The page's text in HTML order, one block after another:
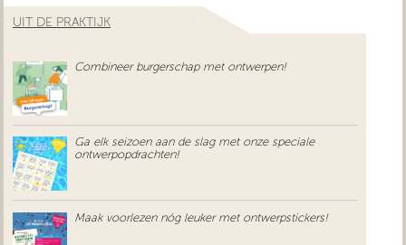
uit de praktijk
over ons
UIT DE PRAKTIJK
Combineer burgerschap met ontwerpen!
Ga elk seizoen aan de slag met onze speciale
ontwerpopdrachten!
Maak voorlezen nóg leuker met ontwerpstickers!